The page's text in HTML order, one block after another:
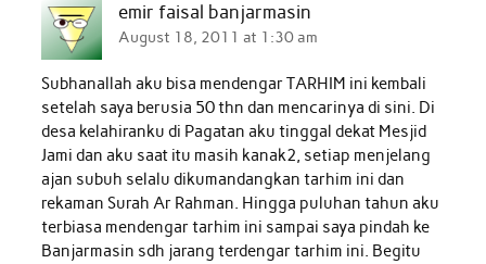
emir faisal banjarmasin
August 18, 2011 at 1:30 am
Subhanallah aku bisa mendengar TARHIM ini kembali
setelah saya berusia 50 thn dan mencarinya di sini. Di
desa kelahiranku di Pagatan aku tinggal dekat Mesjid
Jami dan aku saat itu masih kanak2, setiap menjelang
ajan subuh selalu dikumandangkan tarhim ini dan
rekaman Surah Ar Rahman. Hingga puluhan tahun aku
terbiasa mendengar tarhim ini sampai saya pindah ke
Banjarmasin sdh jarang terdengar tarhim ini. Begitu